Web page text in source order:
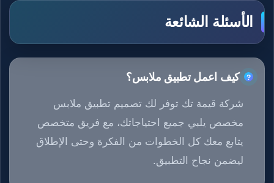
الأسئلة الشائعة
كيف اعمل تطبيق ملابس؟
شركة قيمة تك توفر لك تصميم تطبيق ملابس
مخصص يلبي جميع احتياجاتك، مع فريق متخصص
يتابع معك كل الخطوات من الفكرة وحتى الإطلاق
ليضمن نجاح التطبيق.